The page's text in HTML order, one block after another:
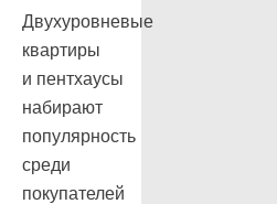
Двухуровневые
квартиры
и пентхаусы
набирают
популярность
среди
покупателей